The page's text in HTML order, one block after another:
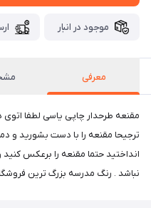
موجود در انبار
معرفی
مقنعه طرحدار چاپی یاسی لطفا
ترجیحا مقنعه را با دست بشورید و
انداختید حتما مقنعه را برعکس
نباشد . رنگ مدرسه بزرگ ترین